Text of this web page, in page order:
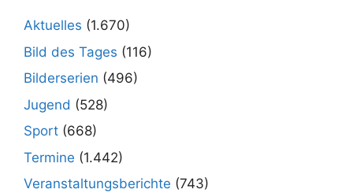
Aktuelles (1.670)
Bild des Tages (116)
Bilderserien (496)
Jugend (528)
Sport (668)
Termine (1.442)
Veranstaltungsberichte (743)